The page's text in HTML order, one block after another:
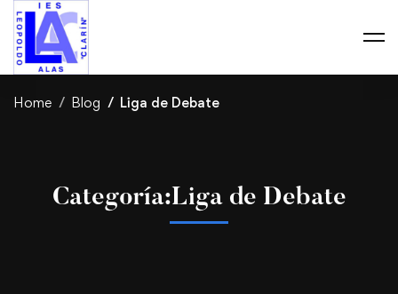
Home Blog Liga de Debate
Categoría:Liga de Debate